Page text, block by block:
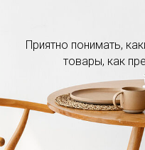
Приятно понимать,
товары, как